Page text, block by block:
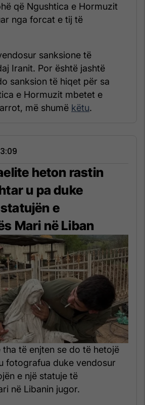
që Ngushtica e Hormuzit
nga forcat e tij të
sanksione të
Iranit. Por është jashtë
sanksion të hiqet për sa
e Hormuzit mbetet e
më shumë këtu.
heton rastin
u pa duke
e
Mari në Liban
të enjten se do të hetojë
fotografua duke vendosur
e një statuje të
në Libanin jugor.